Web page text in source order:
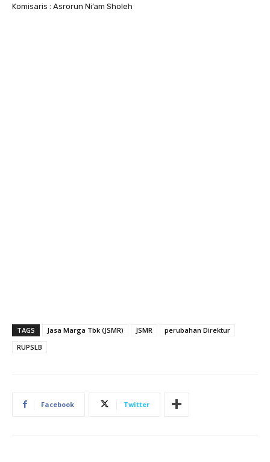
Komisaris : Asrorun Ni’am Sholeh
TAGS Jasa Marga Tbk (JSMR) JSMR
perubahan Direktur
RUPSLB
Facebook Twitter